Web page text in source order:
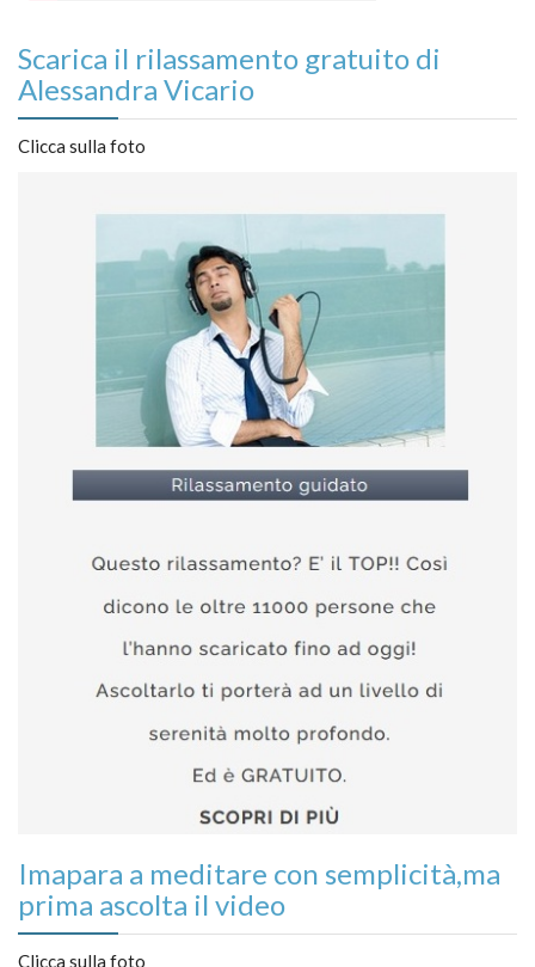
Scarica il rilassamento gratuito di
Alessandra Vicario
Clicca sulla foto
Imapara a meditare con semplicità,ma
prima ascolta il video
Clicca sulla foto